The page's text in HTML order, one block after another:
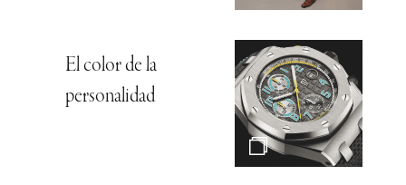
El color de la
personalidad